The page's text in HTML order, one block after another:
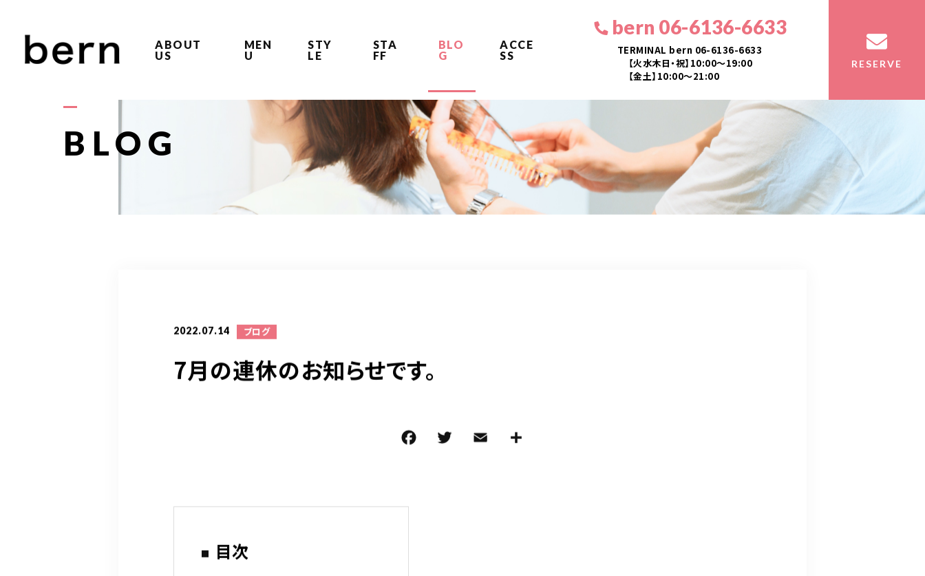
ABOUT
US
MEN
U
STY
LE
STA
FF
BLO
G
ACCE
SS
bern 06-6136-6633
TERMINAL bern 06-6136-6633
【火水木日・祝】10:00～19:00
【金土】10:00〜21:00
RESERVE
BLOG
2022.07.14 ブログ
7月の連休のお知らせです。
T
目次